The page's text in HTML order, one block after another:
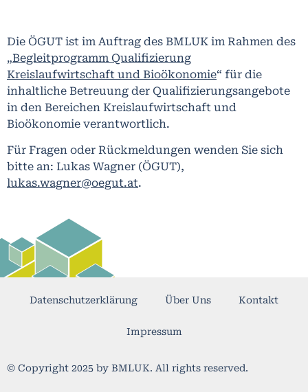
Die ÖGUT ist im Auftrag des BMLUK im Rahmen des
„Begleitprogramm Qualifizierung
Kreislaufwirtschaft und Bioökonomie“ für die
inhaltliche Betreuung der Qualifizierungsangebote
in den Bereichen Kreislaufwirtschaft und
Bioökonomie verantwortlich.
Für Fragen oder Rückmeldungen wenden Sie sich
bitte an: Lukas Wagner (ÖGUT),
lukas.wagner@oegut.at.
© Copyright 2025 by BMLUK. All rights reserved.
Datenschutzerklärung Über Uns Kontakt
Impressum